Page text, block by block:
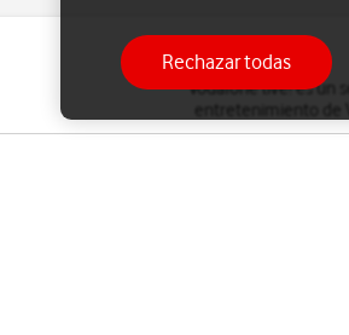
Vodafone live! es un
Rechazar todas